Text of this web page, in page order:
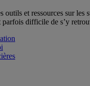
outils et ressources sur les
parfois difficile de s’y